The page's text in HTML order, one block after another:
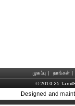
முகப்பு | நாங்கள் |
© 2010-25
Designed and